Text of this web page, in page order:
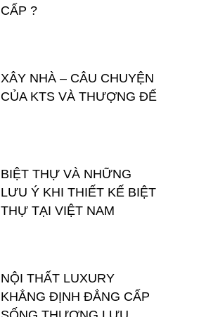
CẤP ?
XÂY NHÀ – CÂU CHUYỆN
CỦA KTS VÀ THƯỢNG ĐẾ
BIỆT THỰ VÀ NHỮNG
LƯU Ý KHI THIẾT KẾ BIỆT
THỰ TẠI VIỆT NAM
NỘI THẤT LUXURY
KHẲNG ĐỊNH ĐẲNG CẤP